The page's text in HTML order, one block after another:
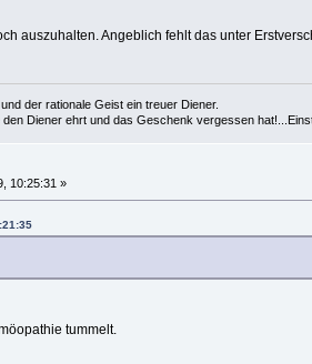
auszuhalten. Angeblich fehlt das unter
der rationale Geist ein treuer Diener.
den Diener ehrt und das Geschenk vergessen
10:25:31 »
tummelt.